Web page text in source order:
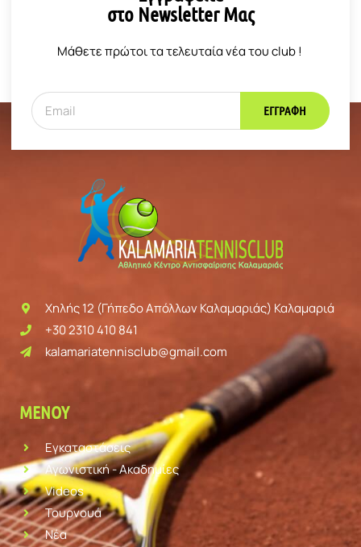
στο Newsletter Μας
Μάθετε πρώτοι τα τελευταία νέα του club !
ΕΓΓΡΑΦΉ
Χηλής 12 (Γήπεδο Απόλλων Καλαμαριάς) Καλαμαριά
+30 2310 410 841
kalamariatennisclub@gmail.com
ΜΕΝΟΎ
Εγκαταστάσεις
Αγωνιστική - Ακαδημίες
Videos
Τουρνουά
Νέα